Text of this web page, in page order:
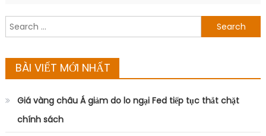
Search
for:
BÀI VIẾT MỚI NHẤT
Giá vàng châu Á giảm do lo ngại Fed tiếp tục thắt chặt
chính sách